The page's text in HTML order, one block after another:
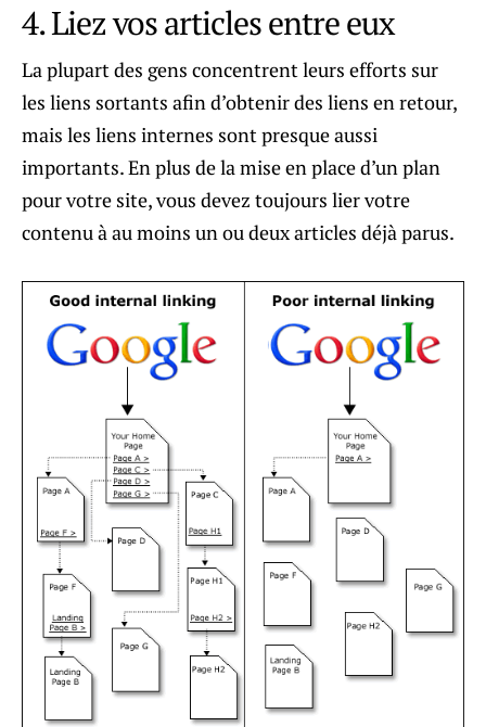
4. Liez vos articles entre eux
La plupart des gens concentrent leurs efforts sur
les liens sortants afin d’obtenir des liens en retour,
mais les liens internes sont presque aussi
importants. En plus de la mise en place d’un plan
pour votre site, vous devez toujours lier votre
contenu à au moins un ou deux articles déjà parus.